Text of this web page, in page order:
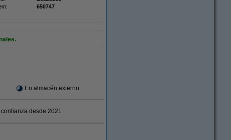
650747
En almacén externo
desde 2021